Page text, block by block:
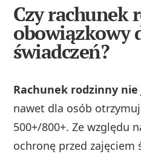
Czy rachunek
obowiązkowy
świadczeń?
Rachunek rodzinny
nawet dla osób
500+/800+. Ze względu
ochronę przed zajęciem